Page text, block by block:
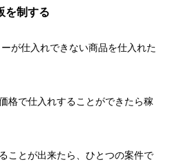
を制する
が仕入れできない商品を仕入れた
格で仕入れすることができたら稼
ことが出来たら、ひとつの案件で